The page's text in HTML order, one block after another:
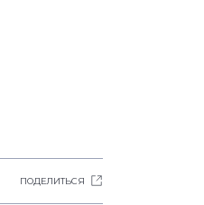
ПОДЕЛИТЬСЯ